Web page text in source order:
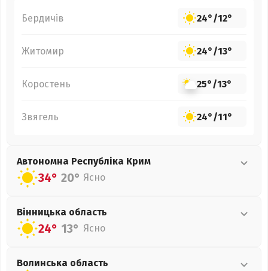
Бердичів 24°/12°
Житомир 24°/13°
Коростень 25°/13°
Звягель 24°/11°
Автономна Республіка Крим
34° 20° Ясно
Вінницька область
24° 13° Ясно
Волинська область